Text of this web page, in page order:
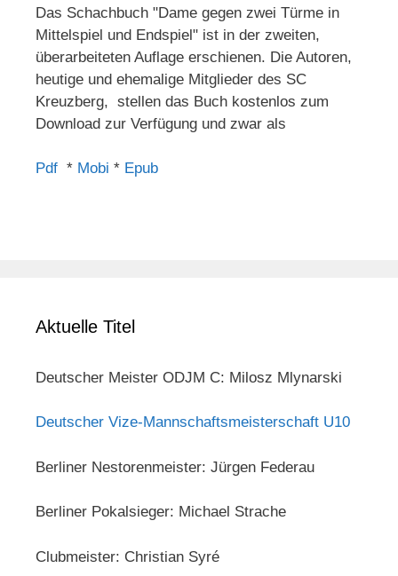
Das Schachbuch "Dame gegen zwei Türme in
Mittelspiel und Endspiel" ist in der zweiten,
überarbeiteten Auflage erschienen. Die Autoren,
heutige und ehemalige Mitglieder des SC
Kreuzberg, stellen das Buch kostenlos zum
Download zur Verfügung und zwar als
Pdf * Mobi * Epub
Aktuelle Titel
Deutscher Meister ODJM C: Milosz Mlynarski
Deutscher Vize-Mannschaftsmeisterschaft U10
Berliner Nestorenmeister: Jürgen Federau
Berliner Pokalsieger: Michael Strache
Clubmeister: Christian Syré